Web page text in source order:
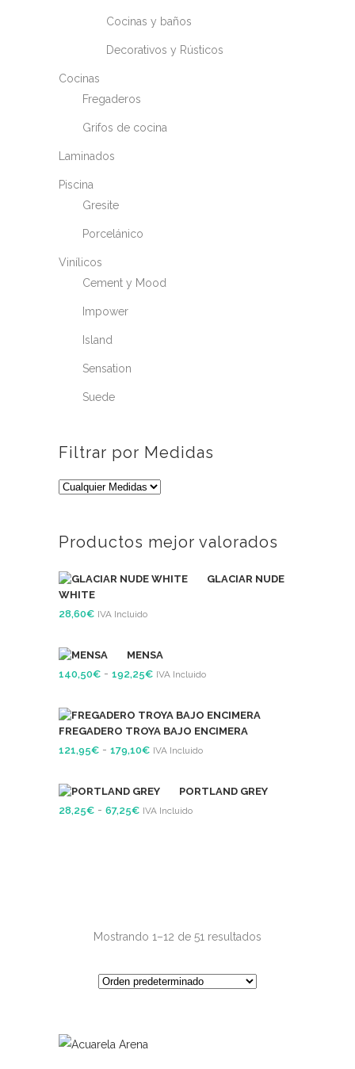
Cocinas y baños
Decorativos y Rústicos
Cocinas
Fregaderos
Grifos de cocina
Laminados
Piscina
Gresite
Porcelánico
Vinílicos
Cement y Mood
Impower
Island
Sensation
Suede
Filtrar por Medidas
Productos mejor valorados
GLACIAR NUDE
WHITE
28,60€ IVA Incluido
MENSA
140,50€ - 192,25€Rango
precios:
desde
140,50€
192,25€
IVA Incluido
FREGADERO TROYA BAJO ENCIMERA
121,95€ - 179,10€Rango
precios:
desde
IVA Incluido
PORTLAND GREY
28,25€ - 67,25€Rango
67,25€
IVA Incluido
Mostrando 1–12 de 51 resultados